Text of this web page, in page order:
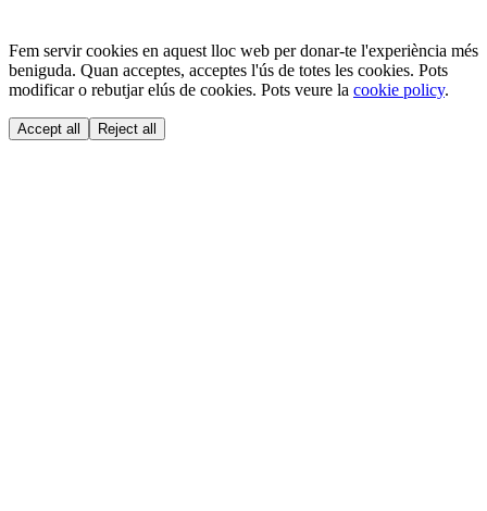
Fem servir cookies en aquest lloc web per donar-te l'experiència més
beniguda. Quan acceptes, acceptes l'ús de totes les cookies. Pots
modificar o rebutjar elús de cookies. Pots veure la cookie policy.
Accept all Reject all